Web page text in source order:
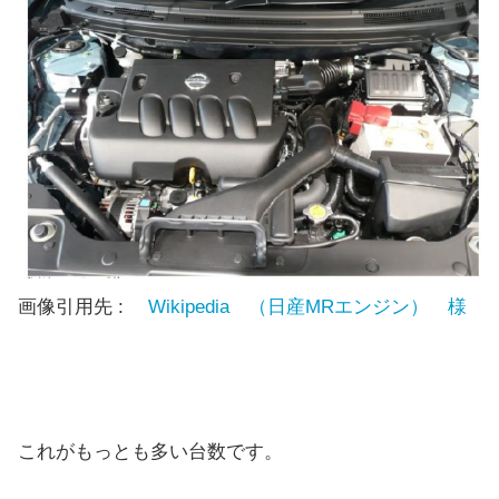
画像引用先 : Wikipedia （日産MRエンジン） 様
これがもっとも多い台数です。